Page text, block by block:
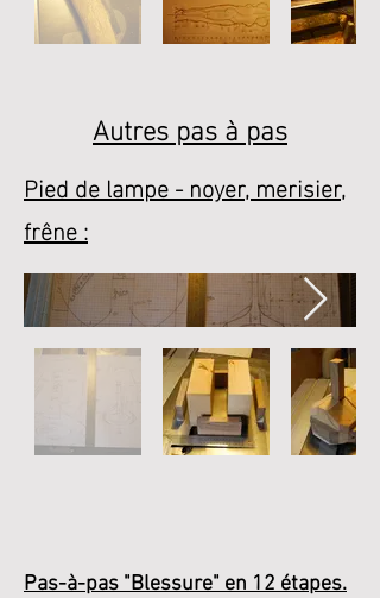
Autres pas à pas
Pied de lampe - noyer, merisier,
frêne :
Pas-à-pas "Blessure" en 12 étapes.